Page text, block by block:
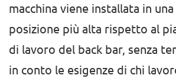
macchina viene installata in una
posizione più alta rispetto al
di lavoro del back bar, senza
in conto le esigenze di chi